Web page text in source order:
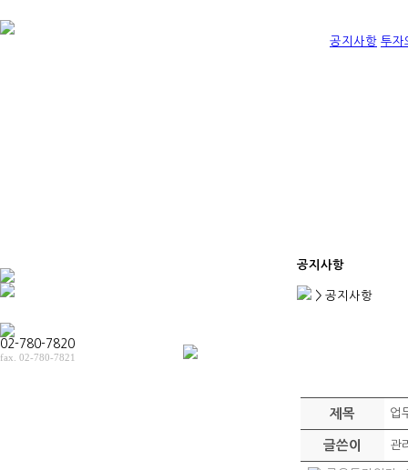
공지사항 투자
02-780-7820
fax. 02-780-7821
공지사항
> 공지사항
제목 업
글쓴이 관